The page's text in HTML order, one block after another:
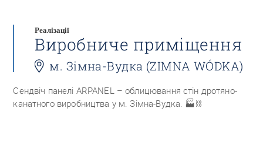
Реалізації
Виробниче приміщення
м. Зімна-Вудка (ZIMNA WÓDKA)
Сендвіч панелі ARPANEL – облицювання стін дротяно-
канатного виробництва у м. Зімна-Вудка. 🏭⛓